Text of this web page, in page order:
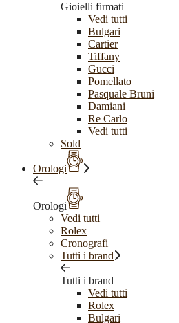
Gioielli firmati
Vedi tutti
Bulgari
Cartier
Tiffany
Gucci
Pomellato
Pasquale Bruni
Damiani
Re Carlo
Vedi tutti
Sold
Orologi
Orologi
Vedi tutti
Rolex
Cronografi
Tutti i brand
Tutti i brand
Vedi tutti
Rolex
Bulgari